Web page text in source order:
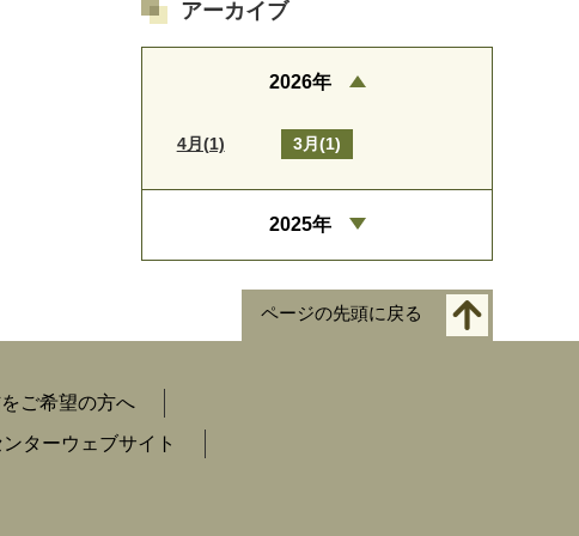
アーカイブ
2026年
4月(1) 3月(1)
2025年
ページの先頭に戻る
ご希望の方へ
ターウェブサイト